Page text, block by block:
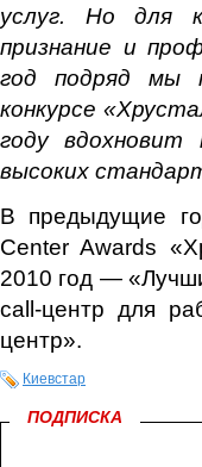
услуг. Но для
признание и
год подряд мы
конкурсе
году
высоких
В предыдущие
Center Awards
2010 год —
call-центр для
центр».
Киевстар
ПОДПИСКА